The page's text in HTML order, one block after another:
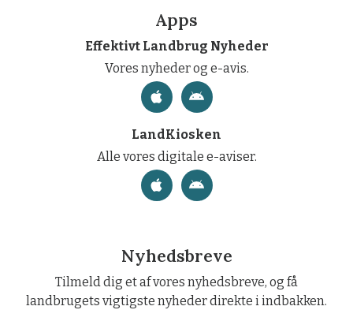
Apps
Effektivt Landbrug Nyheder
Vores nyheder og e-avis.
LandKiosken
Alle vores digitale e-aviser.
Nyhedsbreve
Tilmeld dig et af vores nyhedsbreve, og få
landbrugets vigtigste nyheder direkte i indbakken.